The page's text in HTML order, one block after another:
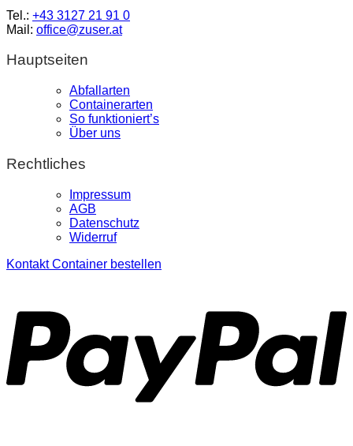
Tel.: +43 3127 21 91 0
Mail: office@zuser.at
Hauptseiten
Abfallarten
Containerarten
So funktioniert’s
Über uns
Rechtliches
Impressum
AGB
Datenschutz
Widerruf
Kontakt Container bestellen